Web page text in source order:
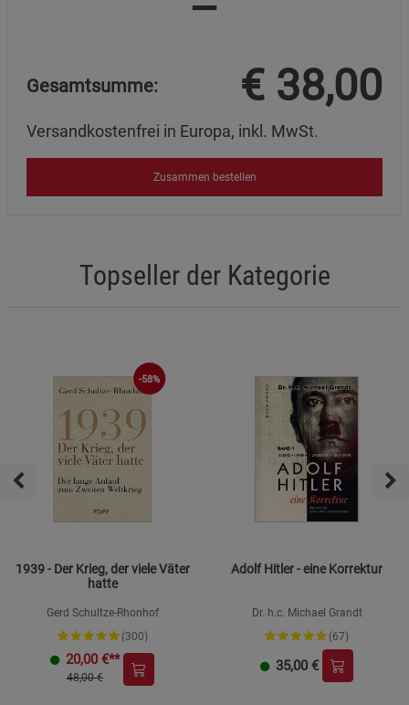
Gesamtsumme: € 38,00
Versandkostenfrei in Europa, inkl. MwSt.
Zusammen bestellen
Topseller der Kategorie
-58%
1939 - Der Krieg, der viele Väter
hatte
Gerd Schultze-Rhonhof
(300)
20,00 €**
48,00 €
Adolf Hitler - eine Korrektur
Dr. h.c. Michael Grandt
(67)
35,00 €